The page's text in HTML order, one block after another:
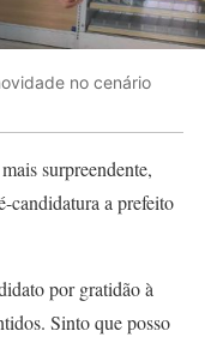
no cenário
surpreendente,
candidatura a prefeito
por gratidão à
Sinto que posso